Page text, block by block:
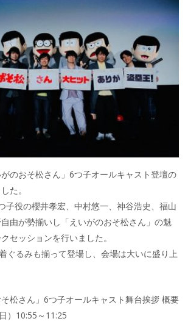
のおそ松さん」6つ子オールキャスト登壇の
た。
子役の櫻井孝宏、中村悠一、神谷浩史、福山
由が勢揃いし「えいがのおそ松さん」の魅
セッションを行いました。
ぐるみも揃って登場し、会場は大いに盛り上
松さん」6つ子オールキャスト舞台挨拶 概要
）10:55～11:25